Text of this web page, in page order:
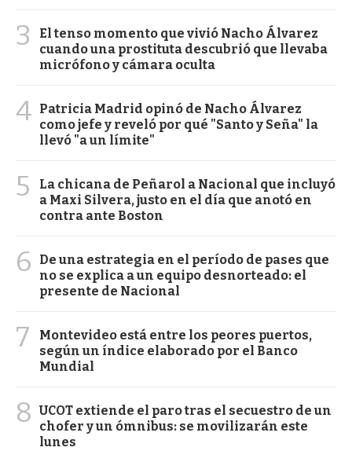
3
El tenso momento que vivió Nacho Álvarez
cuando una prostituta descubrió que llevaba
micrófono y cámara oculta
4 Patricia Madrid opinó de Nacho Álvarez
como jefe y reveló por qué "Santo y Seña" la
llevó "a un límite"
5
La chicana de Peñarol a Nacional que incluyó
a Maxi Silvera, justo en el día que anotó en
contra ante Boston
6
De una estrategia en el período de pases que
no se explica a un equipo desnorteado: el
presente de Nacional
7
Montevideo está entre los peores puertos,
según un índice elaborado por el Banco
Mundial
8 UCOT extiende el paro tras el secuestro de un
chofer y un ómnibus: se movilizarán este
lunes